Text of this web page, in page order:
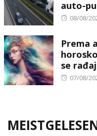
auto-
Posted
08/08/
Prema
se
Posted
07/08/